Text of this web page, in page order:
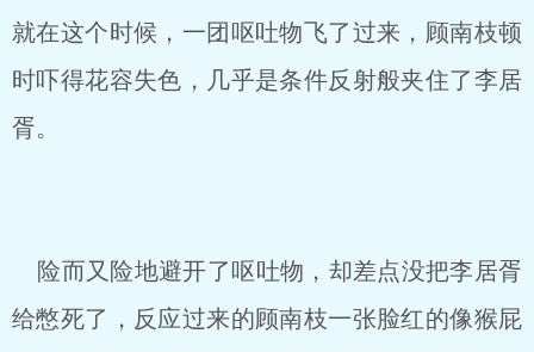
就在这个时候，一团呕吐物飞了过来，顾南枝顿
时吓得花容失色，几乎是条件反射般夹住了李居
胥。
险而又险地避开了呕吐物，却差点没把李居胥
给憋死了，反应过来的顾南枝一张脸红的像猴屁